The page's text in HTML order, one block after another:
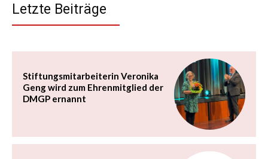
Letzte Beiträge
Stiftungsmitarbeiterin Veronika
Geng wird zum Ehrenmitglied der
DMGP ernannt